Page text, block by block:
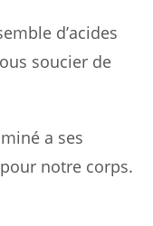
d’acides
soucier de
a ses
notre corps.